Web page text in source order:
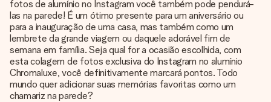
fotos de alumínio no Instagram você também pode pendurá-
las na parede! É um ótimo presente para um aniversário ou
para a inauguração de uma casa, mas também como um
lembrete da grande viagem ou daquele adorável fim de
semana em família. Seja qual for a ocasião escolhida, com
esta colagem de fotos exclusiva do Instagram no alumínio
Chromaluxe, você definitivamente marcará pontos. Todo
mundo quer adicionar suas memórias favoritas como um
chamariz na parede?